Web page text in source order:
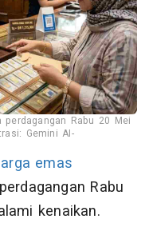
Rabu 20 Mei
Gemini AI-
emas
Rabu
kenaikan.